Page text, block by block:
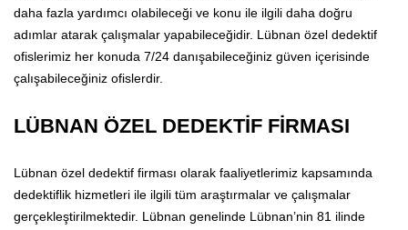
daha fazla yardımcı olabileceği ve konu ile ilgili daha doğru
adımlar atarak çalışmalar yapabileceğidir. Lübnan özel dedektif
ofislerimiz her konuda 7/24 danışabileceğiniz güven içerisinde
çalışabileceğiniz ofislerdir.
LÜBNAN ÖZEL DEDEKTİF FİRMASI
Lübnan özel dedektif firması olarak faaliyetlerimiz kapsamında
dedektiflik hizmetleri ile ilgili tüm araştırmalar ve çalışmalar
gerçekleştirilmektedir. Lübnan genelinde Lübnan’nin 81 ilinde